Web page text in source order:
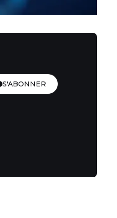
S'ABONNER